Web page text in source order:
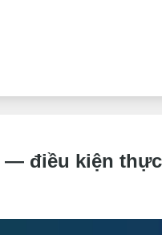
— điều kiện